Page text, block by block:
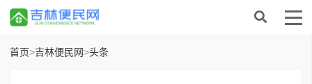
首页>吉林便民网>头条